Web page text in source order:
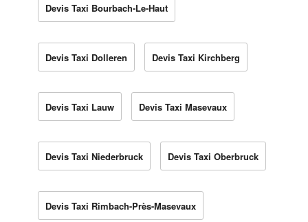
Devis Taxi Bourbach-Le-Haut
Devis Taxi Dolleren Devis Taxi Kirchberg
Devis Taxi Lauw Devis Taxi Masevaux
Devis Taxi Niederbruck Devis Taxi Oberbruck
Devis Taxi Rimbach-Près-Masevaux